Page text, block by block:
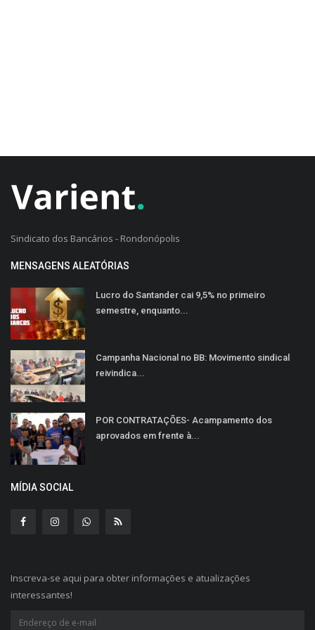
Sindicato dos Bancários - Rondonópolis
MENSAGENS ALEATÓRIAS
Lucro do Santander cai 9,5% no primeiro
semestre, enquanto...
Campanha Nacional no BB: Movimento sindical
reivindica...
POR CONTRATAÇÕES- Acampamento dos
aprovados em frente à...
MÍDIA SOCIAL
Inscreva-se aqui para obter informações e atualizações
interessantes!